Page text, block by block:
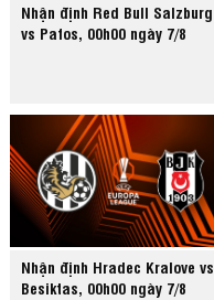
Nhận định Red Bull Salzburg
vs Pafos, 00h00 ngày 7/8
Nhận định Hradec Kralove vs
Besiktas, 00h00 ngày 7/8